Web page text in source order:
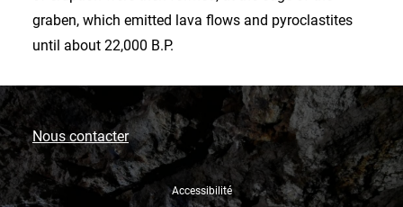
graben, which emitted lava flows and pyroclastites
until about 22,000 B.P.
Nous contacter
Accessibilité